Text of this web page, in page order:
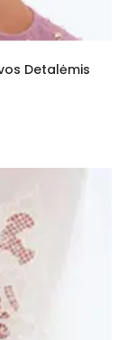
Detalėmis